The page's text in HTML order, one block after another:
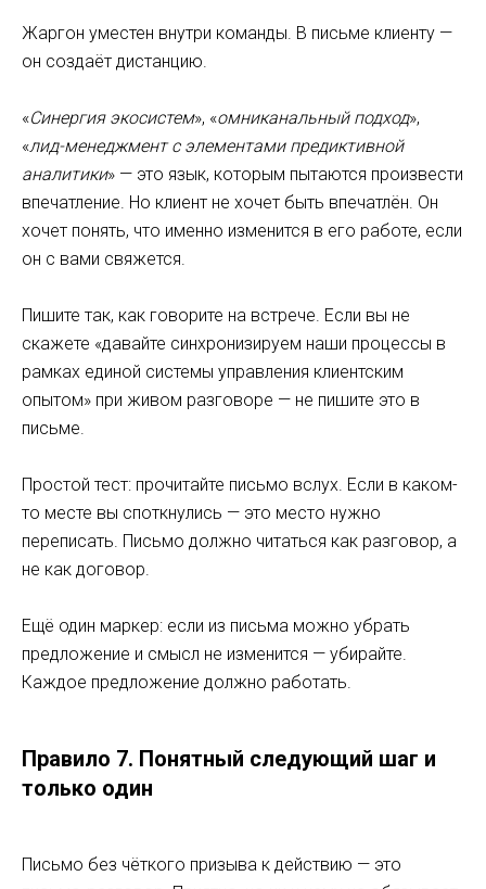
Жаргон уместен внутри команды. В письме клиенту —
он создаёт дистанцию.
«Синергия экосистем», «омниканальный подход»,
«лид-менеджмент с элементами предиктивной
аналитики» — это язык, которым пытаются произвести
впечатление. Но клиент не хочет быть впечатлён. Он
хочет понять, что именно изменится в его работе, если
он с вами свяжется.
Пишите так, как говорите на встрече. Если вы не
скажете «давайте синхронизируем наши процессы в
рамках единой системы управления клиентским
опытом» при живом разговоре — не пишите это в
письме.
Простой тест: прочитайте письмо вслух. Если в каком-
то месте вы споткнулись — это место нужно
переписать. Письмо должно читаться как разговор, а
не как договор.
Ещё один маркер: если из письма можно убрать
предложение и смысл не изменится — убирайте.
Каждое предложение должно работать.
Правило 7. Понятный следующий шаг и
только один
Письмо без чёткого призыва к действию — это